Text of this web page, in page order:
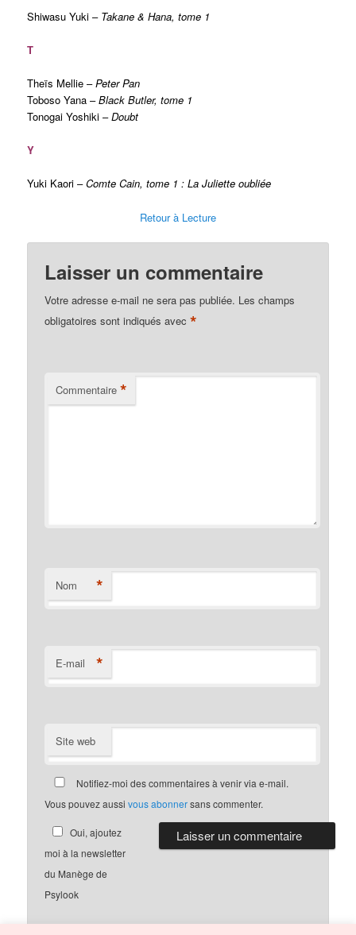
Shiwasu Yuki – Takane & Hana, tome 1
T
Theïs Mellie –Peter Pan
Toboso Yana –Black Butler, tome 1
Tonogai Yoshiki –Doubt
Y
Yuki Kaori –Comte Cain, tome 1 : La Juliette oubliée
Retour à Lecture
Laisser un commentaire
Votre adresse e-mail ne sera pas publiée. Les champs
obligatoires sont indiqués avec*
Commentaire *
Nom *
E-mail *
Site web
Notifiez-moi des commentaires à venir via e-mail.
Vous pouvez aussivous abonnersans commenter.
Oui, ajoutez
moi à la newsletter
du Manège de
Psylook